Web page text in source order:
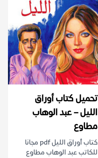
تحميل كتاب أوراق
الليل – عبد الوهاب
مطاوع
كتاب أوراق الليل pdf مجانا
للكاتب عبد الوهاب مطاوع